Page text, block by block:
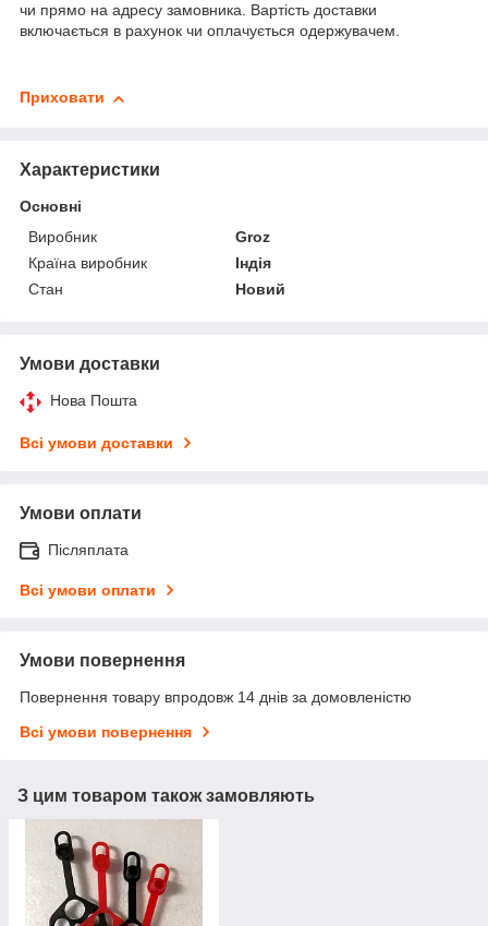
чи прямо на адресу замовника. Вартість доставки
включається в рахунок чи оплачується одержувачем.
Приховати
Характеристики
Основні
Виробник
Groz
Країна виробник
Індія
Стан
Новий
Умови доставки
Нова Пошта
Всі умови доставки
Умови оплати
Післяплата
Всі умови оплати
Умови повернення
Повернення товару впродовж 14 днів за домовленістю
Всі умови повернення
З цим товаром також замовляють